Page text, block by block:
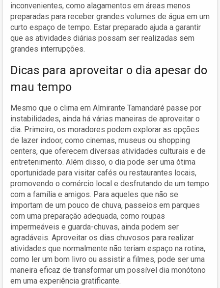
inconvenientes, como alagamentos em áreas menos
preparadas para receber grandes volumes de água em um
curto espaço de tempo. Estar preparado ajuda a garantir
que as atividades diárias possam ser realizadas sem
grandes interrupções.
Dicas para aproveitar o dia apesar do
mau tempo
Mesmo que o clima em Almirante Tamandaré passe por
instabilidades, ainda há várias maneiras de aproveitar o
dia. Primeiro, os moradores podem explorar as opções
de lazer indoor, como cinemas, museus ou shopping
centers, que oferecem diversas atividades culturais e de
entretenimento. Além disso, o dia pode ser uma ótima
oportunidade para visitar cafés ou restaurantes locais,
promovendo o comércio local e desfrutando de um tempo
com a família e amigos. Para aqueles que não se
importam de um pouco de chuva, passeios em parques
com uma preparação adequada, como roupas
impermeáveis e guarda-chuvas, ainda podem ser
agradáveis. Aproveitar os dias chuvosos para realizar
atividades que normalmente não teriam espaço na rotina,
como ler um bom livro ou assistir a filmes, pode ser uma
maneira eficaz de transformar um possível dia monótono
em uma experiência gratificante.